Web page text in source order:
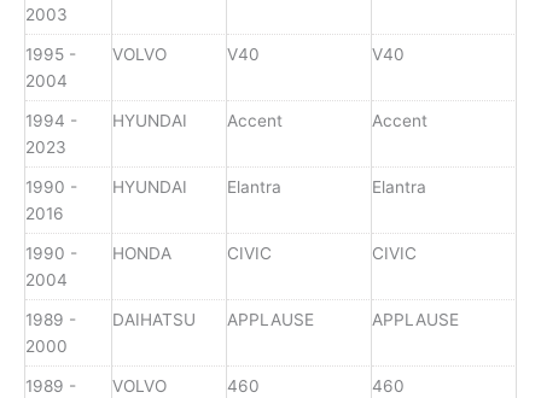
2003
1995 -
2004
VOLVO V40 V40
1994 -
2023
HYUNDAI Accent Accent
1990 -
2016
HYUNDAI Elantra Elantra
1990 -
2004
HONDA CIVIC CIVIC
1989 -
2000
DAIHATSU APPLAUSE APPLAUSE
1989 -
VOLVO 460 460